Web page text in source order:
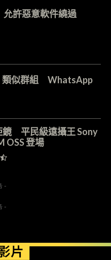
許惡意軟件繞過
類似群組 WhatsApp
鏡 平民級遠攝王 Sony
OSS 登場
-
-
片